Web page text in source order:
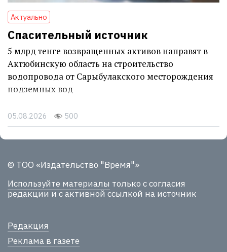
Актуально
Спасительный источник
5 млрд тенге возвращенных активов направят в
Актюбинскую область на строительство
водопровода от Сарыбулакского месторождения
подземных вод
05.08.2026 500
© ТОО «Издательство "Время"»
Используйте материалы только с согласия
редакции и с активной ссылкой на источник
Редакция
Реклама в газете